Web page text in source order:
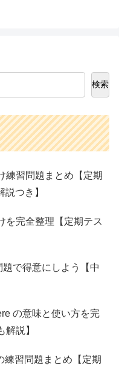
検索
練習問題まとめ【定期
つき】
を完全整理【定期テス
で得意にしよう【中
の意味と使い方を完
説】
練習問題まとめ【定期